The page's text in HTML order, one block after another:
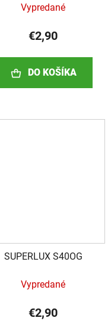
Vypredané
€2,90
DO KOŠÍKA
SUPERLUX S40OG
Vypredané
€2,90